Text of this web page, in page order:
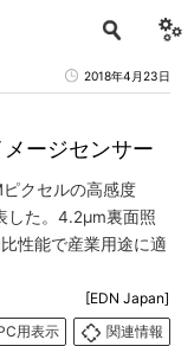
2018年4月23日
ージセンサー
クセルの高感度
した。4.2μm裏面照
性能で産業用途に適
[EDN Japan]
用表示
関連情報